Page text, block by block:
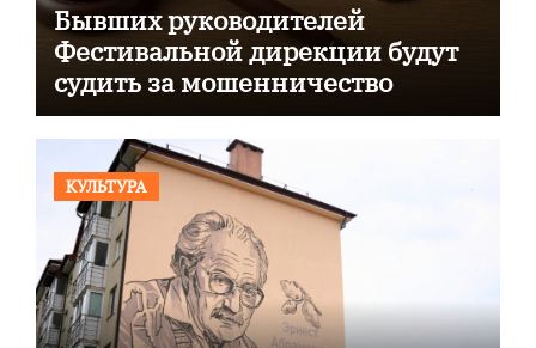
Бывших руководителей
Фестивальной дирекции будут
судить за мошенничество
КУЛЬТУРА